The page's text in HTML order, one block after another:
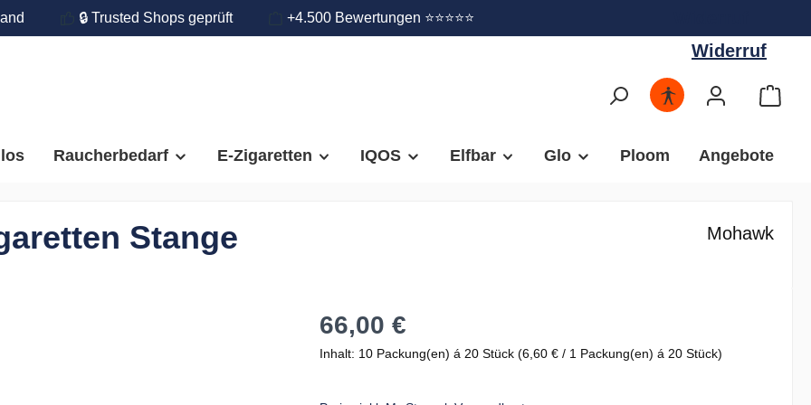
🔒 Trusted Shops geprüft +4.500 Bewertungen ⭐⭐⭐⭐⭐
Widerruf
Raucherbedarf E-Zigaretten IQOS Elfbar Glo Ploom Angebote
Stange Mohawk
66,00 €
Inhalt: 10 Packung(en) á 20 Stück (6,60 € / 1 Packung(en) á 20 Stück)